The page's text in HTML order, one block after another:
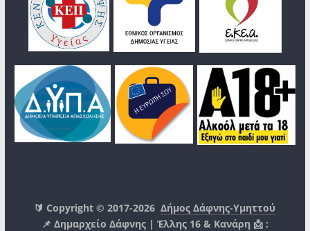
🔰 Copyright © 2017-2026Δήμος Δάφνης-Υμηττού
📌 Δημαρχείο Δάφνης | Έλλης 16 & Κανάρη 📩 :